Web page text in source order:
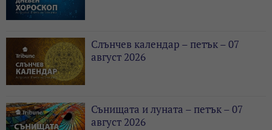
Слънчев календар – петък – 07
август 2026
Сънищата и луната – петък – 07
август 2026